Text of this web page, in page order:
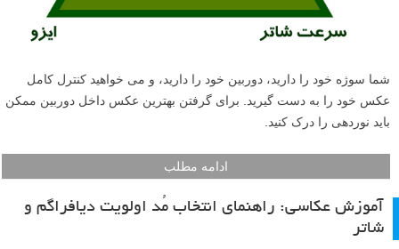
شما سوژه خود را دارید، دوربین خود را دارید، و می خواهید کنترل کامل
عکس خود را به دست گیرید. برای گرفتن بهترین عکس داخل دوربین ممکن
باید نوردهی را درک کنید.
ادامه مطلب
آموزش عکاسی: راهنمای انتخاب مُد اولویت دیافراگم و
شاتر